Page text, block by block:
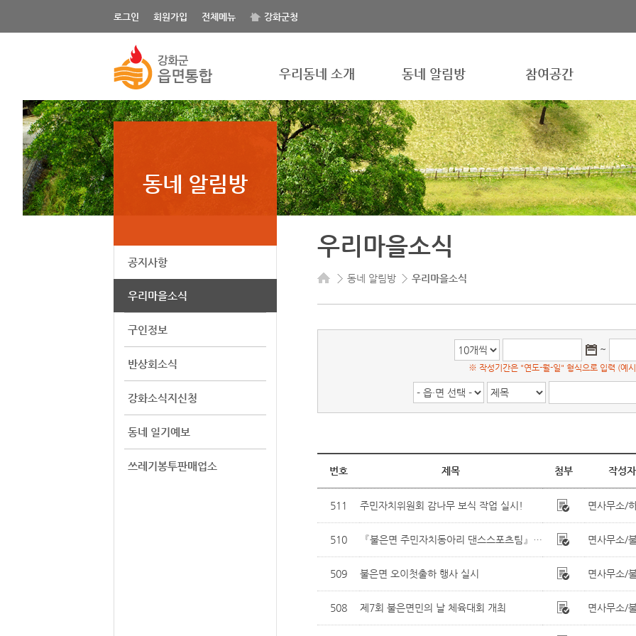
로그인 회원가입 전체메뉴 강화군청
우리동네 소개 동네 알림방 참여공간
동네 알림방
공지사항
우리마을소식
구인정보
반상회소식
강화소식지신청
동네 일기예보
쓰레기봉투판매업소
우리마을소식
동네 알림방 우리마을소식
~
※ 작성기간은 "연도-월-일" 형식으로 입력 (예
번호 제목 첨부 작성자
511 주민자치위원회 감나무 보식 작업 실시! 면사무소/
510 『불은면 주민자치동아리 댄스스포츠팀』경연대회 참가 면사무소/
509 불은면 오이첫출하 행사 실시 면사무소/
508 제7회 불은면민의 날 체육대회 개최 면사무소/